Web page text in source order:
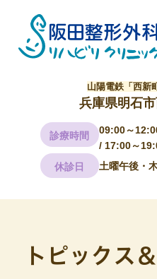
診療時間
09:00～
/ 17:00～
休診日
土曜午後・
山陽電鉄「西新
兵庫県明石
トピックス